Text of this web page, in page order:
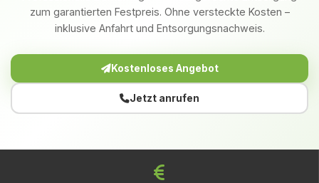
zum garantierten Festpreis. Ohne versteckte Kosten –
inklusive Anfahrt und Entsorgungsnachweis.
Kostenloses Angebot
Jetzt anrufen